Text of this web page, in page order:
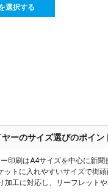
選択する
ーのサイズ選びのポイン
印刷はA4サイズを中心に新
ットに入れやすいサイズで街
加工に対応し、リーフレット